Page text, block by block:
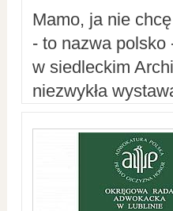
Mamo, ja nie
- to nazwa polsko
w siedleckim
niezwykła